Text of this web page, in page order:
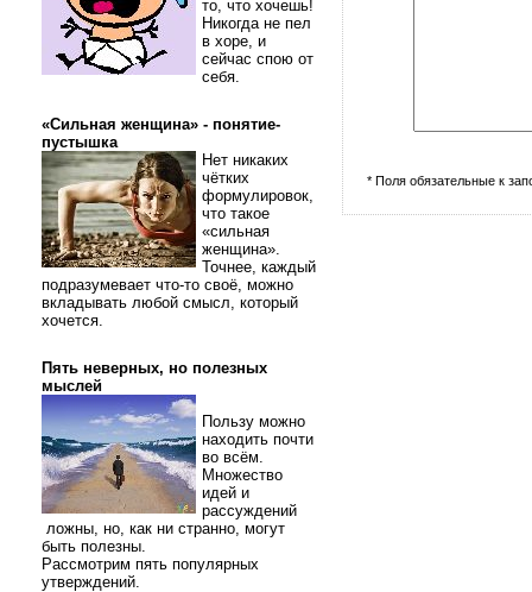
то, что хочешь!
Никогда не пел
в хоре, и
сейчас спою от
себя.
«Сильная женщина» - понятие-
пустышка
Нет никаких
чётких
формулировок,
что такое
«сильная
женщина».
Точнее, каждый
подразумевает что-то своё, можно
вкладывать любой смысл, который
хочется.
Пять неверных, но полезных
мыслей
Пользу можно
находить почти
во всём.
Множество
идей и
рассуждений
ложны, но, как ни странно, могут
быть полезны.
Рассмотрим пять популярных
утверждений.
* Поля обязательные к